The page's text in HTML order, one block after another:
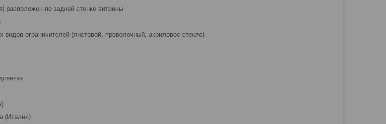
расположен по задней стенке витрины
видов ограничителей (листовой, проволочный, акриловое стекло)
(Италия)